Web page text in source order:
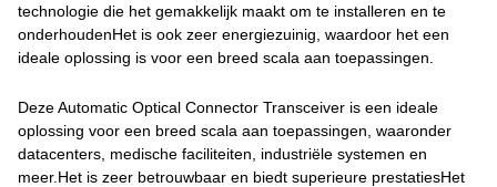
technologie die het gemakkelijk maakt om te installeren en te
onderhoudenHet is ook zeer energiezuinig, waardoor het een
ideale oplossing is voor een breed scala aan toepassingen.
Deze Automatic Optical Connector Transceiver is een ideale
oplossing voor een breed scala aan toepassingen, waaronder
datacenters, medische faciliteiten, industriële systemen en
meer.Het is zeer betrouwbaar en biedt superieure prestatiesHet